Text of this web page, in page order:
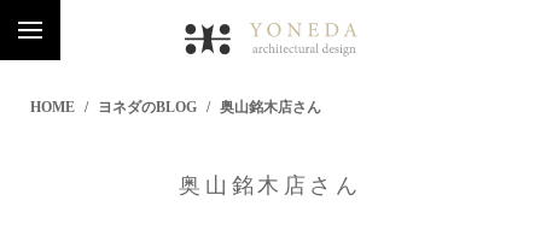
HOME ヨネダのBLOG 奥山銘木店さん
奥山銘木店さん